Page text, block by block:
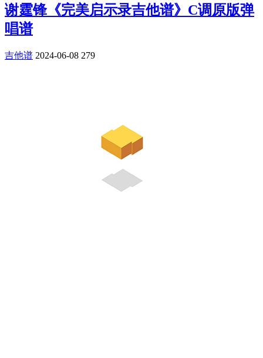
谢霆锋《完美启示录吉他谱》C调原版弹
唱谱
吉他谱 2024-06-08 279